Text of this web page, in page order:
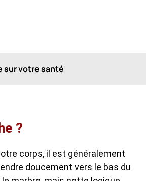
sur votre santé
?
corps, il est généralement
doucement vers le bas du